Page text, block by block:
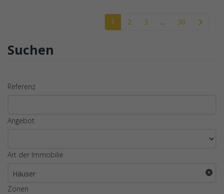
1 2 3 ... 30
Suchen
Referenz
Angebot
Art der Immobilie
Häuser
Zonen